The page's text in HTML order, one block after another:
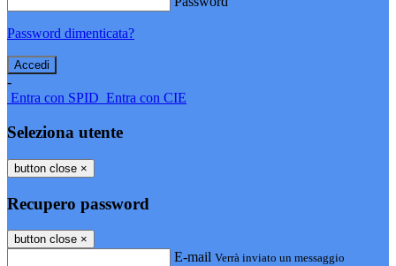
Password dimenticata?
-
Entra con SPID Entra con CIE
Seleziona utente
button close ×
Recupero password
button close ×
E-mail Verrà inviato un messaggio